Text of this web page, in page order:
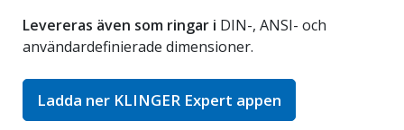
Levereras även som ringar i DIN-, ANSI- och
användardefinierade dimensioner.
Ladda ner KLINGER Expert appen